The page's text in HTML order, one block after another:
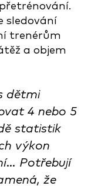
sledování
trenérům
a objem
dětmi
4 nebo 5
statistik
výkon
Potřebují
že